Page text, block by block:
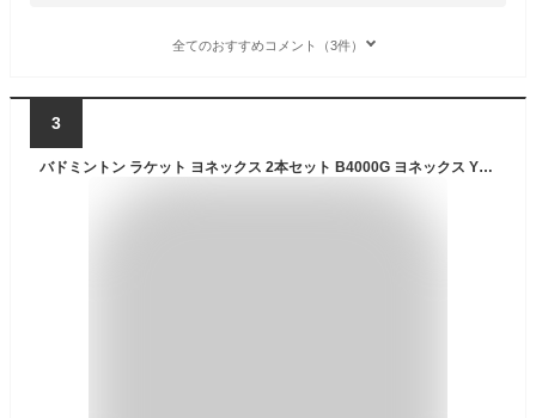
全てのおすすめコメント（3件）
3
バドミントン ラケット ヨネックス 2本セット B4000G ヨネックス YONEX ガット張り上げ済 2本組 シャトル2個付きキャンプ セット badminton racket